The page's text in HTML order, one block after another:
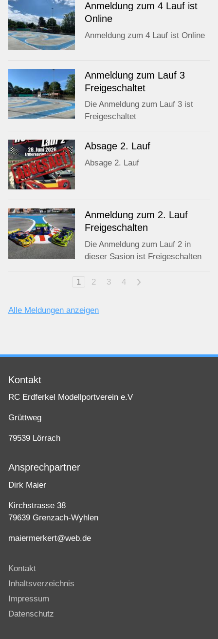
Anmeldung zum 4 Lauf ist
Online
Anmeldung zum 4 Lauf ist Online
Anmeldung zum Lauf 3
Freigeschaltet
Die Anmeldung zum Lauf 3 ist
Freigeschaltet
Absage 2. Lauf
Absage 2. Lauf
Anmeldung zum 2. Lauf
Freigeschalten
Die Anmeldung zum Lauf 2 in
dieser Sasion ist Freigeschalten
1 2 3 4 >
Alle Meldungen anzeigen
Kontakt
RC Erdferkel Modellportverein e.V
Grüttweg
79539 Lörrach
Ansprechpartner
Dirk Maier
Kirchstrasse 38
79639 Grenzach-Wyhlen
maiermerkert@web.de
Kontakt
Inhaltsverzeichnis
Impressum
Datenschutz